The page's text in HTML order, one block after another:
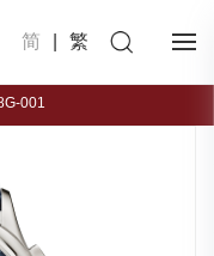
简 繁
001